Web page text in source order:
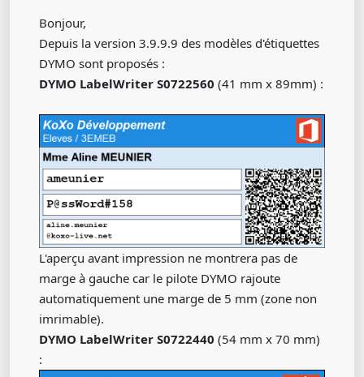
Bonjour,
Depuis la version 3.9.9.9 des modèles d'étiquettes
DYMO sont proposés :
DYMO LabelWriter S0722560 (41 mm x 89mm) :
L'aperçu avant impression ne montrera pas de
marge à gauche car le pilote DYMO rajoute
automatiquement une marge de 5 mm (zone non
imrimable).
DYMO LabelWriter S0722440 (54 mm x 70 mm)
: